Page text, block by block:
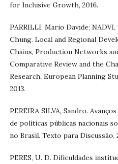
for Inclusive Growth, 2016.
PARRILLI, Mario Davide;
Chung. Local and Regional
Chains, Production Networks
Comparative Review and the
Research, European Planning
2013.
PEREIRA SILVA, Sandro.
de políticas públicas nacionais
no Brasil. Texto para Discussão,
PERES, U. D. Dificuldades